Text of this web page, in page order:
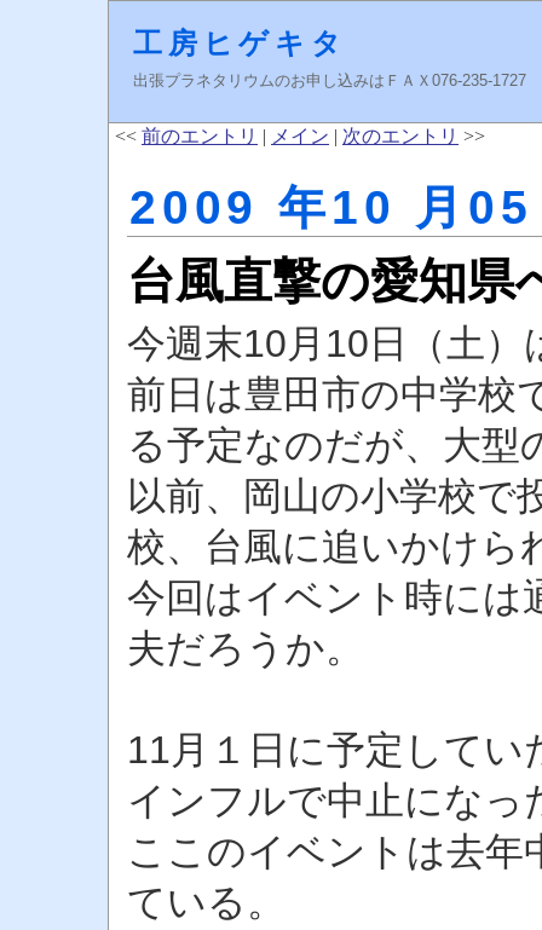
工房ヒゲキタ
出張プラネタリウムのお申し込みはＦＡＸ076-235-
<< 前のエントリ | メイン | 次のエントリ >>
2009 年10 月
台風直撃の愛知県
今週末10月10日（土
前日は豊田市の中学校
る予定なのだが、大型
以前、岡山の小学校で
校、台風に追いかけら
今回はイベント時には
夫だろうか。
11月１日に予定して
インフルで中止になっ
ここのイベントは去年
ている。